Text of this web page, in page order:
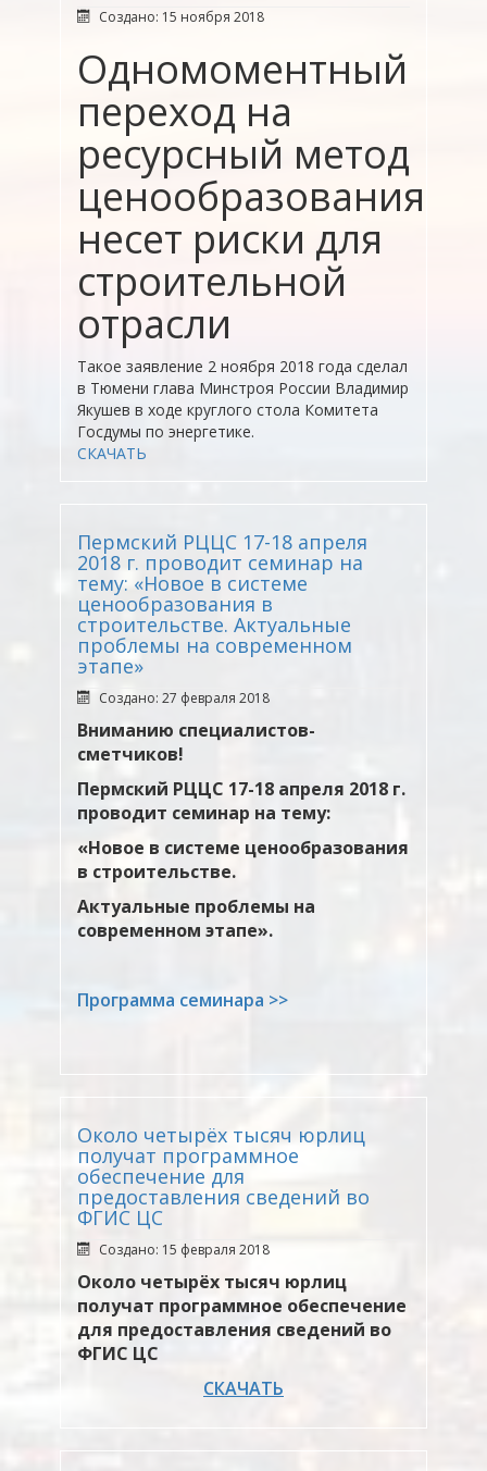
Создано: 15 ноября 2018
Одномоментный
переход на
ресурсный метод
ценообразования
несет риски для
строительной
отрасли
Такое заявление 2 ноября 2018 года сделал
в Тюмени глава Минстроя России Владимир
Якушев в ходе круглого стола Комитета
Госдумы по энергетике.
СКАЧАТЬ
Пермский РЦЦС 17-18 апреля
2018 г. проводит семинар на
тему: «Новое в системе
ценообразования в
строительстве. Актуальные
проблемы на современном
этапе»
Создано: 27 февраля 2018
Вниманию специалистов-
сметчиков!
Пермский РЦЦС 17-18 апреля 2018 г.
проводит семинар на тему:
«Новое в системе ценообразования
в строительстве.
Актуальные проблемы на
современном этапе».
Программа семинара >>
Около четырёх тысяч юрлиц
получат программное
обеспечение для
предоставления сведений во
ФГИС ЦС
Создано: 15 февраля 2018
Около четырёх тысяч юрлиц
получат программное обеспечение
для предоставления сведений во
ФГИС ЦС
СКАЧАТЬ